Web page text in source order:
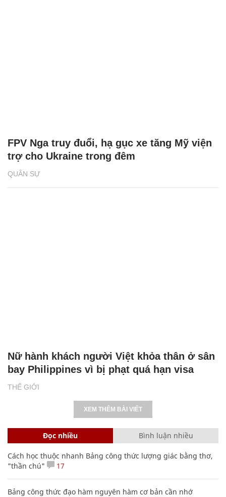
QUÂN SỰ
FPV Nga truy đuổi, hạ gục xe tăng Mỹ viện
trợ cho Ukraine trong đêm
THẾ GIỚI
Nữ hành khách người Việt khỏa thân ở sân
bay Philippines vì bị phạt quá hạn visa
XEM THÊM BÀI VIẾT
Đọc nhiều Bình luận nhiều
Cách học thuộc nhanh Bảng công thức lượng giác bằng thơ,
"thần chú"
17
Bảng công thức đạo hàm nguyên hàm cơ bản cần nhớ